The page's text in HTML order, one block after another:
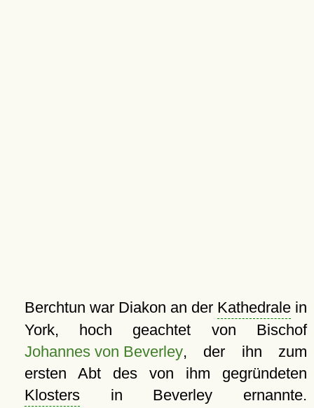
Berchtun war Diakon an der Kathedralein
York, hoch geachtet von Bischof
Johannes von Beverley, der ihn zum
ersten Abt des von ihm gegründeten
Klostersin Beverley ernannte.